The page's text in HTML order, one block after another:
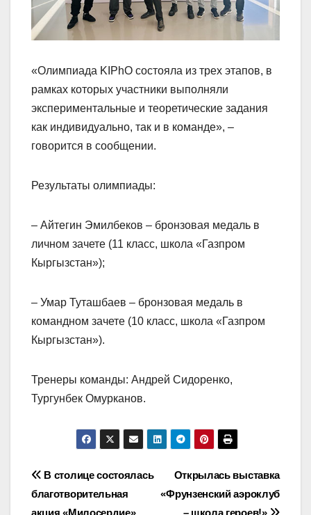
«Олимпиада KIPhO состояла из трех этапов, в
рамках которых участники выполняли
экспериментальные и теоретические задания
как индивидуально, так и в команде», –
говорится в сообщении.
Результаты олимпиады:
– Айтегин Эмилбеков – бронзовая медаль в
личном зачете (11 класс, школа «Газпром
Кыргызстан»);
– Умар Туташбаев – бронзовая медаль в
командном зачете (10 класс, школа «Газпром
Кыргызстан»).
Тренеры команды: Андрей Сидоренко,
Тургунбек Омурканов.
Навигация
по
Открылась выставка
«Фрунзенский аэроклуб
– школа героев!»
В столице состоялась
благотворительная
акция «Милосердие»